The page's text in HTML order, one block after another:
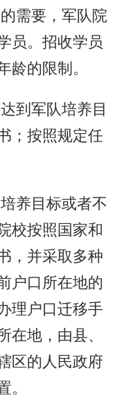
需要，军队院
员。招收学员
的限制。
到军队培养目
；按照规定任
养目标或者不
校按照国家和
，并采取多种
户口所在地的
理户口迁移手
地，由县、
区的人民政府